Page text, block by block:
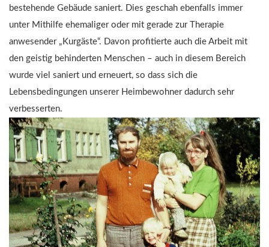
bestehende Gebäude saniert. Dies geschah ebenfalls immer
unter Mithilfe ehemaliger oder mit gerade zur Therapie
anwesender „Kurgäste“. Davon profitierte auch die Arbeit mit
den geistig behinderten Menschen – auch in diesem Bereich
wurde viel saniert und erneuert, so dass sich die
Lebensbedingungen unserer Heimbewohner dadurch sehr
verbesserten.